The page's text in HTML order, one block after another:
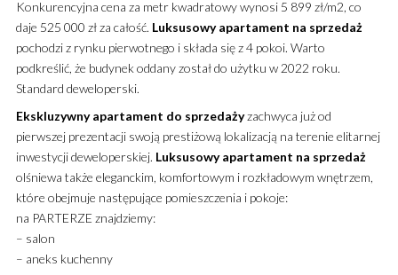
Konkurencyjna cena za metr kwadratowy wynosi 5 899 zł/m2, co
daje 525 000 zł za całość. Luksusowy apartament na sprzedaż
pochodzi z rynku pierwotnego i składa się z 4 pokoi. Warto
podkreślić, że budynek oddany został do użytku w 2022 roku.
Standard deweloperski.
Ekskluzywny apartament do sprzedażyzachwyca już od
pierwszej prezentacji swoją prestiżową lokalizacją na terenie elitarnej
inwestycji deweloperskiej. Luksusowy apartament na sprzedaż
olśniewa także eleganckim, komfortowym i rozkładowym wnętrzem,
które obejmuje następujące pomieszczenia i pokoje:
na PARTERZE znajdziemy:
– salon
– aneks kuchenny